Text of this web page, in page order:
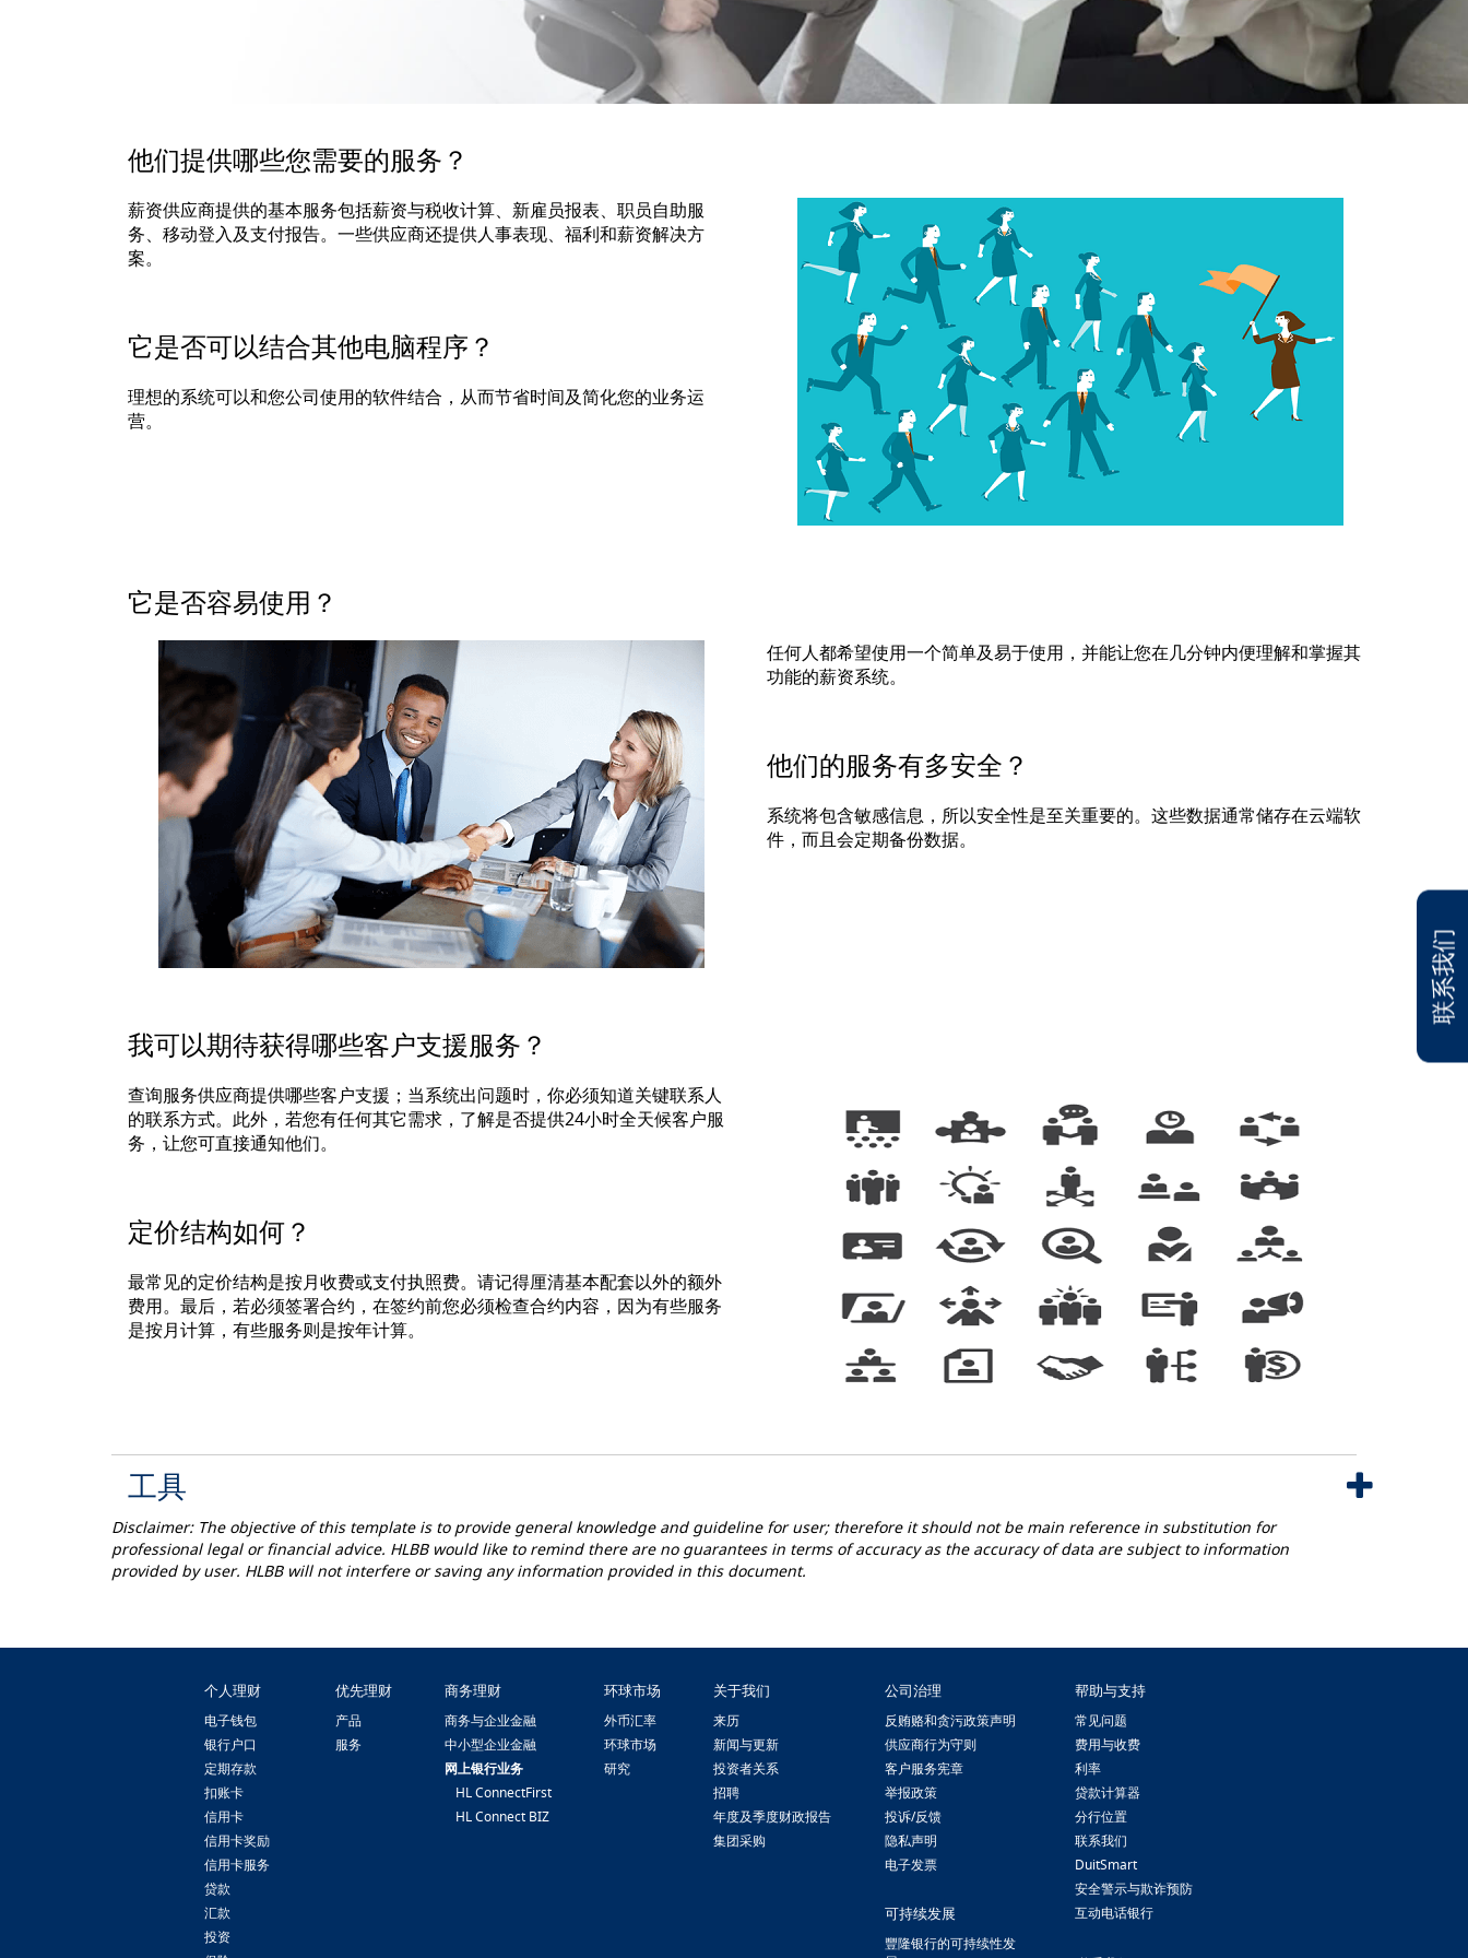
联系我们
他们提供哪些您需要的服务？
薪资供应商提供的基本服务包括薪资与税收计算、新雇员报表、职员自助服
务、移动登入及支付报告。一些供应商还提供人事表现、福利和薪资解决方
案。
它是否可以结合其他电脑程序？
理想的系统可以和您公司使用的软件结合，从而节省时间及简化您的业务运
营。
它是否容易使用？
任何人都希望使用一个简单及易于使用，并能让您在几分钟内便理解和掌握其
功能的薪资系统。
他们的服务有多安全？
系统将包含敏感信息，所以安全性是至关重要的。这些数据通常储存在云端软
件，而且会定期备份数据。
我可以期待获得哪些客户支援服务？
查询服务供应商提供哪些客户支援；当系统出问题时，你必须知道关键联系人
的联系方式。此外，若您有任何其它需求，了解是否提供24小时全天候客户服
务，让您可直接通知他们。
定价结构如何？
最常见的定价结构是按月收费或支付执照费。请记得厘清基本配套以外的额外
费用。最后，若必须签署合约，在签约前您必须检查合约内容，因为有些服务
是按月计算，有些服务则是按年计算。
工具
Disclaimer: The objective of this template is to provide general knowledge and guideline for user; therefore it should not be main reference in substitution for
professional legal or financial advice. HLBB would like to remind there are no guarantees in terms of accuracy as the accuracy of data are subject to information
provided by user. HLBB will not interfere or saving any information provided in this document.
个人理财
电子钱包
银行户口
定期存款
扣账卡
信用卡
信用卡奖励
信用卡服务
贷款
汇款
投资
优先理财
产品
服务
商务理财
商务与企业金融
中小型企业金融
网上银行业务
HL ConnectFirst
HL Connect BIZ
环球市场
外币汇率
环球市场
研究
关于我们
来历
新闻与更新
投资者关系
招聘
年度及季度财政报告
集团采购
公司治理
反贿赂和贪污政策声明
供应商行为守则
客户服务宪章
举报政策
投诉/反馈
隐私声明
电子发票
可持续发展
豐隆银行的可持续性发
帮助与支持
常见问题
费用与收费
利率
贷款计算器
分行位置
联系我们
DuitSmart
安全警示与欺诈预防
互动电话银行